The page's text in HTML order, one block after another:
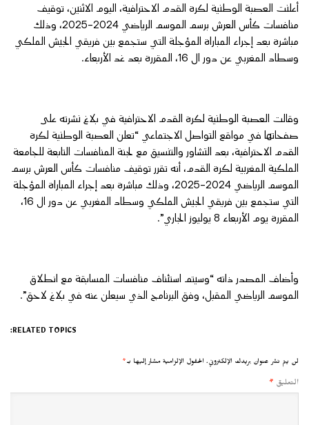
أعلنت العصبة الوطنية لكرة القدم الاحترافية، اليوم الاثنين، توقيف
منافسات كأس العرش برسم الموسم الرياضي 2024-2025، وذلك
مباشرة بعد إجراء المباراة المؤجلة التي ستجمع بين فريقي الجيش الملكي
وسطاد المغربي عن دور ال 16، المقررة بعد غد الأربعاء.
وقالت العصبة الوطنية لكرة القدم الاحترافية في بلاغ نشرته على
صفحاتها في مواقع التواصل الاجتماعي “تعلن العصبة الوطنية لكرة
القدم الاحترافية، بعد التشاور والتنسيق مع لجنة المنافسات التابعة للجامعة
الملكية المغربية لكرة القدم، أنه تقرر توقيف منافسات كأس العرش برسم
الموسم الرياضي 2024-2025، وذلك مباشرة بعد إجراء المباراة المؤجلة
التي ستجمع بين فريقي الجيش الملكي وسطاد المغربي عن دور ال 16،
المقررة يوم الأربعاء 8 يوليوز الجاري”.
وأضاف المصدر ذاته “وسيتم استئناف منافسات المسابقة مع انطلاق
الموسم الرياضي المقبل، وفق البرنامج الذي سيعلن عنه في بلاغ لاحق”.
RELATED TOPICS:
لن يتم نشر عنوان بريدك الإلكتروني. الحقول الإلزامية مشار إليها بـ*
التعليق *